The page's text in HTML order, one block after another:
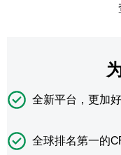
全新平台，更加
全球排名第一的